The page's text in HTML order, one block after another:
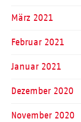
März 2021
Februar 2021
Januar 2021
Dezember 2020
November 2020